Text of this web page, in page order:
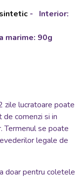
- Interior:
marime: 90g
zile lucratoare poate
comenzi si in
Termenul se poate
legale de
doar pentru coletele